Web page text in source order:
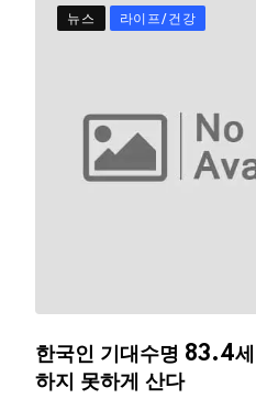
뉴스 라이프/건강
한국인 기대수명 83.4
하지 못하게 산다